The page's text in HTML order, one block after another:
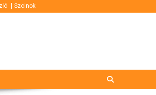
Szolnok